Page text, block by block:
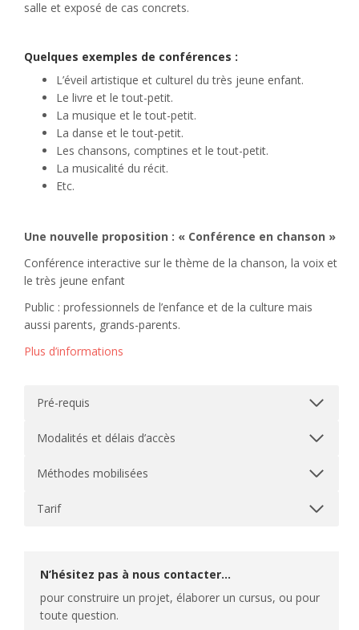
salle et exposé de cas concrets.
Quelques exemples de conférences :
L’éveil artistique et culturel du très jeune enfant.
Le livre et le tout-petit.
La musique et le tout-petit.
La danse et le tout-petit.
Les chansons, comptines et le tout-petit.
La musicalité du récit.
Etc.
Une nouvelle proposition : « Conférence en chanson »
Conférence interactive sur le thème de la chanson, la voix et
le très jeune enfant
Public : professionnels de l’enfance et de la culture mais
aussi parents, grands-parents.
Plus d’informations
Pré-requis
Modalités et délais d’accès
Méthodes mobilisées
Tarif
N’hésitez pas à nous contacter…
pour construire un projet, élaborer un cursus, ou pour
toute question.